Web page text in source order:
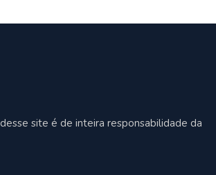
site é de inteira responsabilidade da